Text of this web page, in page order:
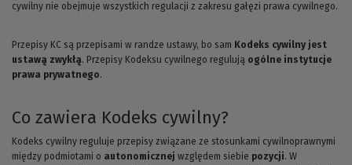
cywilny nie obejmuje wszystkich regulacji z zakresu gałęzi prawa cywilnego.
Przepisy KC są przepisami w randze ustawy, bo sam Kodeks cywilny jest
ustawą zwykłą. Przepisy Kodeksu cywilnego regulują ogólne instytucje
prawa prywatnego.
Co zawiera Kodeks cywilny?
Kodeks cywilny reguluje przepisy związane ze stosunkami cywilnoprawnymi
między podmiotami o autonomicznej względem siebie pozycji. W